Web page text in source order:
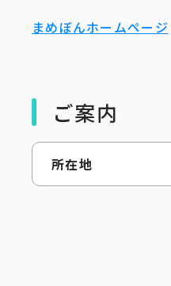
まめぼんホームページ
ご案内
所在地